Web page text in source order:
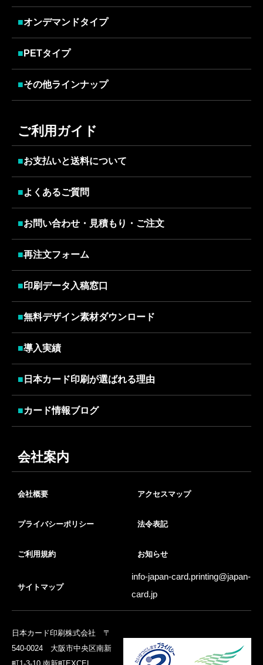
■オンデマンドタイプ
■ PETタイプ
■その他ラインナップ
ご利用ガイド
■お支払いと送料について
■よくあるご質問
■お問い合わせ・見積もり・ご注文
■再注文フォーム
■印刷データ入稿窓口
■無料デザイン素材ダウンロード
■導入実績
■ 日本カード印刷が選ばれる理由
■カード情報ブログ
会社案内
会社概要 アクセスマップ
プライバシーポリシー 法令表記
ご利用規約 お知らせ
サイトマップ
info-japan-card.printing@japan-
card.jp
日本カード印刷株式会社 〒
540-0024 大阪市中央区南新